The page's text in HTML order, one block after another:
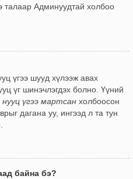
талаар Админуудтай холбоо
үгээ шууд хүлээж авах
үг шинэчлэгдэх болно. Үүний
нууц үгээ мартсан холбоосон
дагана уу, ингээд л та тун
байна бэ?